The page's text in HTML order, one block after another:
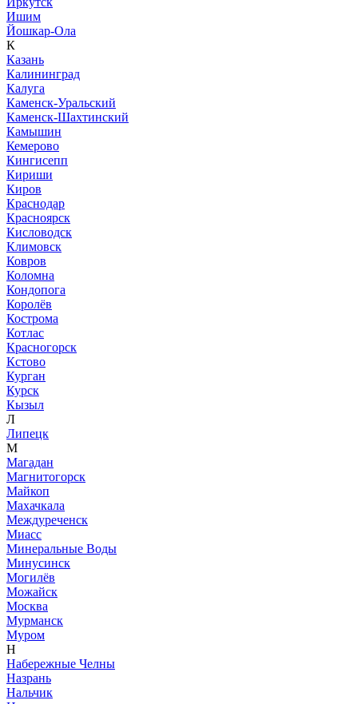
Ишим
Йошкар-Ола
К
Казань
Калининград
Калуга
Каменск-Уральский
Каменск-Шахтинский
Камышин
Кемерово
Кингисепп
Кириши
Киров
Краснодар
Красноярск
Кисловодск
Климовск
Ковров
Коломна
Кондопога
Королёв
Кострома
Котлас
Красногорск
Кстово
Курган
Курск
Кызыл
Л
Липецк
М
Магадан
Магнитогорск
Майкоп
Махачкала
Междуреченск
Миасс
Минеральные Воды
Минусинск
Могилёв
Можайск
Москва
Мурманск
Муром
Н
Набережные Челны
Назрань
Нальчик